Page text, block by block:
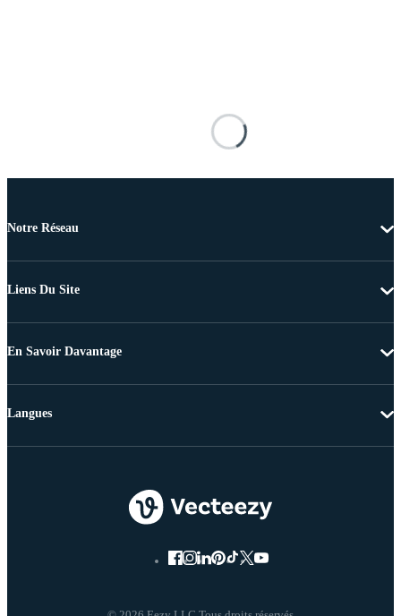
Notre Réseau
Liens Du Site
En Savoir Davantage
Langues